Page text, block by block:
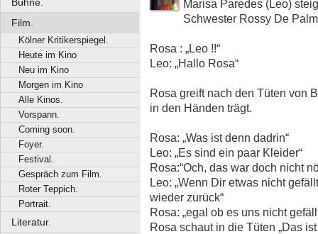
Film.
Kölner Kritikerspiegel.
Heute im Kino
Neu im Kino
Morgen im Kino
Alle Kinos.
Vorspann.
Coming soon.
Foyer.
Festival.
Gespräch zum Film.
Roter Teppich.
Portrait.
Literatur.
Marisa Paredes (Leo)
Schwester Rossy De
Rosa : „Leo !!“
Leo: „Hallo Rosa“
Rosa greift nach den Tüten von
in den Händen trägt.
Rosa: „Was ist denn dadrin“
Leo: „Es sind ein paar Kleider“
Rosa:“Och, das war doch nicht
Leo: „Wenn Dir etwas nicht
wieder zurück“
Rosa: „egal ob es uns nicht
Rosa schaut in die Tüten „Das